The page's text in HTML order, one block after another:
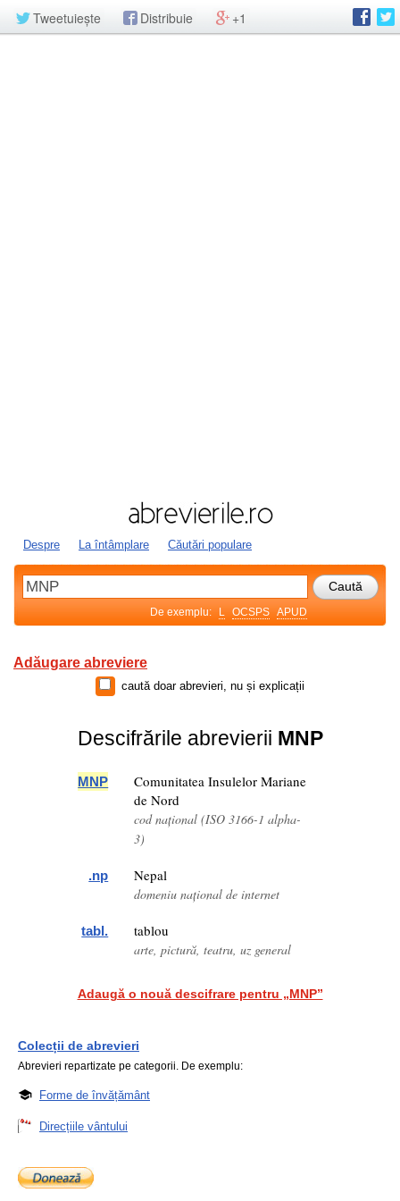
Tweetuiește Distribuie +1
Despre La întâmplare Căutări populare
De exemplu: L OCSPS APUD
Adăugare abreviere
caută doar abrevieri, nu și explicații
Descifrările abrevierii MNP
MNP
Comunitatea Insulelor Mariane
de Nord
cod național (ISO 3166-1 alpha-
3)
.np Nepal
domeniu național de internet
tabl. tablou
arte, pictură, teatru, uz general
Adaugă o nouă descifrare pentru „MNP”
Colecții de abrevieri
Abrevieri repartizate pe categorii. De exemplu:
Forme de învățământ
Direcțiile vântului